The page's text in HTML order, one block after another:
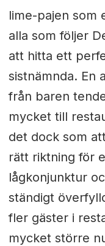
lime-pajen som
alla som följer
att hitta ett
sistnämnda. En
från baren
mycket till
det dock som
rätt riktning för
lågkonjunktur
ständigt
fler gäster i
mycket större